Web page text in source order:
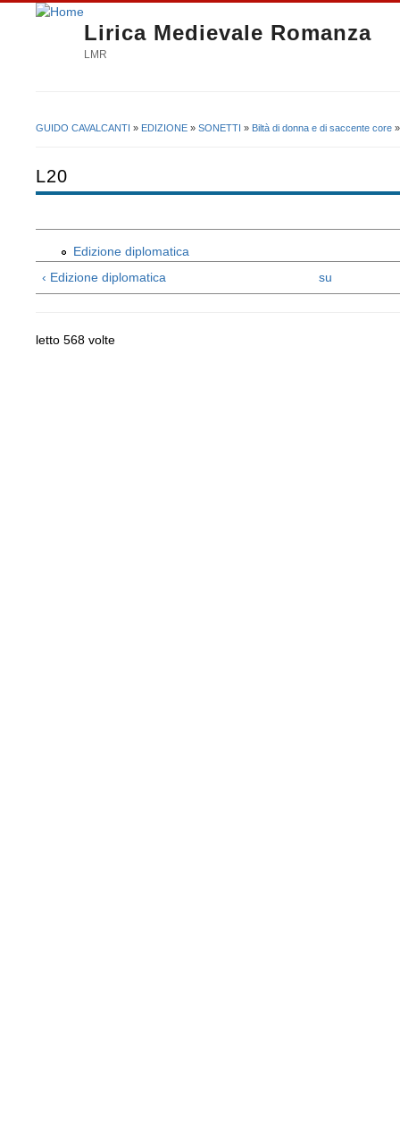
Lirica Medievale Romanza
LMR
GUIDO CAVALCANTI » EDIZIONE » SONETTI » Biltà di donna e di saccente core
L20
Edizione diplomatica
‹ Edizione diplomatica
su
letto 568 volte